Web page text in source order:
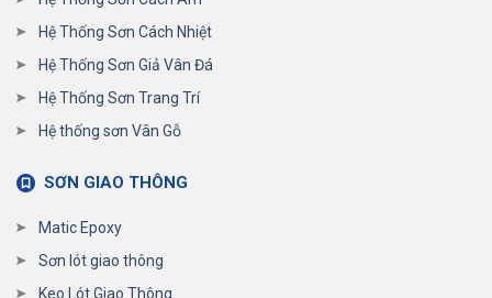
Hệ Thống Sơn Cách Nhiệt
Hệ Thống Sơn Giả Vân Đá
Hệ Thống Sơn Trang Trí
Hệ thống sơn Vân Gỗ
SƠN GIAO THÔNG
Matic Epoxy
Sơn lót giao thông
Keo Lót Giao Thông